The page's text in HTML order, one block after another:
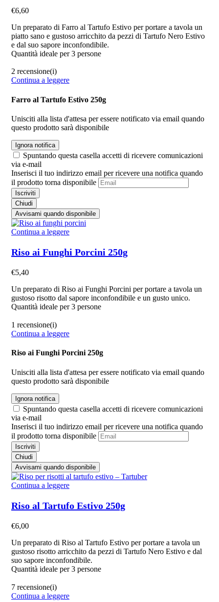
€6,60
Un preparato di Farro al Tartufo Estivo per portare a tavola un
piatto sano e gustoso arricchito da pezzi di Tartufo Nero Estivo
e dal suo sapore inconfondibile.
Quantità ideale per 3 persone
2 recensione(i)
Continua a leggere
Farro al Tartufo Estivo 250g
Unisciti alla lista d'attesa per essere notificato via email quando
questo prodotto sarà disponibile
Ignora notifica
Spuntando questa casella accetti di ricevere comunicazioni
via e-mail
Inserisci il tuo indirizzo email per ricevere una notifica quando
il prodotto torna disponibile
Iscriviti
Chiudi
Avvisami quando disponibile
Continua a leggere
Riso ai Funghi Porcini 250g
€5,40
Un preparato di Riso ai Funghi Porcini per portare a tavola un
gustoso risotto dal sapore inconfondibile e un gusto unico.
Quantità ideale per 3 persone
1 recensione(i)
Continua a leggere
Riso ai Funghi Porcini 250g
Unisciti alla lista d'attesa per essere notificato via email quando
questo prodotto sarà disponibile
Ignora notifica
Spuntando questa casella accetti di ricevere comunicazioni
via e-mail
Inserisci il tuo indirizzo email per ricevere una notifica quando
il prodotto torna disponibile
Iscriviti
Chiudi
Avvisami quando disponibile
Continua a leggere
Riso al Tartufo Estivo 250g
€6,00
Un preparato di Riso al Tartufo Estivo per portare a tavola un
gustoso risotto arricchito da pezzi di Tartufo Nero Estivo e dal
suo sapore inconfondibile.
Quantità ideale per 3 persone
7 recensione(i)
Continua a leggere